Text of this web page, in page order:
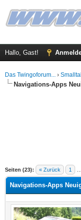
Hallo, Gast!
Das Twingoforum... ›
Navigations-Apps
Seiten (23): « Zurück 1
Durchschnitt
Navigations-Apps